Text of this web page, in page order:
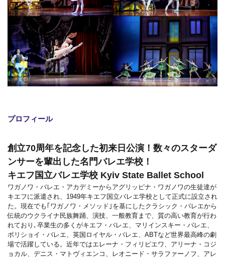
プロフィール
創立70周年を記念した初来日公演！数々のスターダ
ンサーを輩出した名門バレエ学校！
キエフ国立バレエ学校 Kyiv State Ballet School
ワガノワ・バレエ・アカデミーからアグリッピナ・ワガノワの生徒達が
キエフに派遣され、1949年キエフ国立バレエ学校として正式に設立され
た。現在でも｢ワガノワ・メソッド｣を基にしたクラシック・バレエから
伝統のウクライナ民族舞踊、演技、一般教育まで、質の高い教育が行わ
れており､卒業生の多くがキエフ・バレエ、マリインスキー・バレエ、
ボリショイ・バレエ、英国ロイヤル・バレエ、ABTなど世界最高峰の劇
場で活躍している。近年ではエレーナ・フィリピエワ、アリーナ・コジ
ョカル、デニス・マトヴィエンコ、レオニード・サラファーノフ、アレ